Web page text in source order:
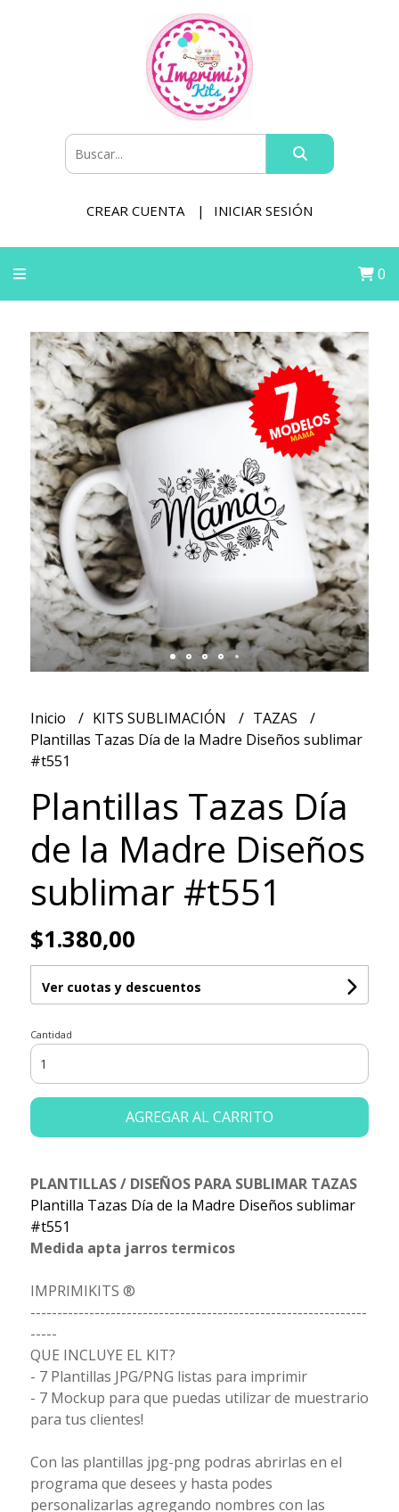
CREAR CUENTA INICIAR SESIÓN
0
Inicio KITS SUBLIMACIÓN
TAZAS
Plantillas Tazas Día de la Madre Diseños sublimar
#t551
Plantillas Tazas Día
de la Madre Diseños
sublimar #t551
$1.380,00
Ver cuotas y descuentos
Cantidad
AGREGAR AL CARRITO
PLANTILLAS / DISEÑOS PARA SUBLIMAR TAZAS
Plantilla Tazas Día de la Madre Diseños sublimar
#t551
Medida apta jarros termicos
IMPRIMIKITS ®
---------------------------------------------------------------
-----
QUE INCLUYE EL KIT?
- 7 Plantillas JPG/PNG listas para imprimir
- 7 Mockup para que puedas utilizar de muestrario
para tus clientes!
Con las plantillas jpg-png podras abrirlas en el
programa que desees y hasta podes
personalizarlas agregando nombres con las